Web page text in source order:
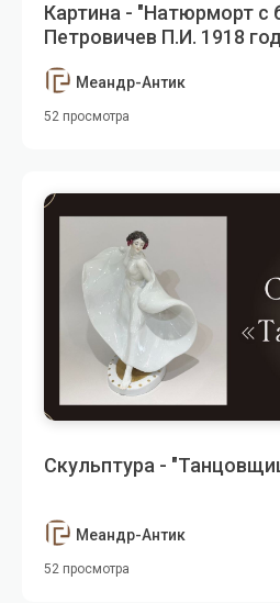
Картина - "Натюрморт с
Петровичев П.И. 1918 год
Меандр-Антик
52 просмотра
Скульптура -
Меандр-Антик
52 просмотра